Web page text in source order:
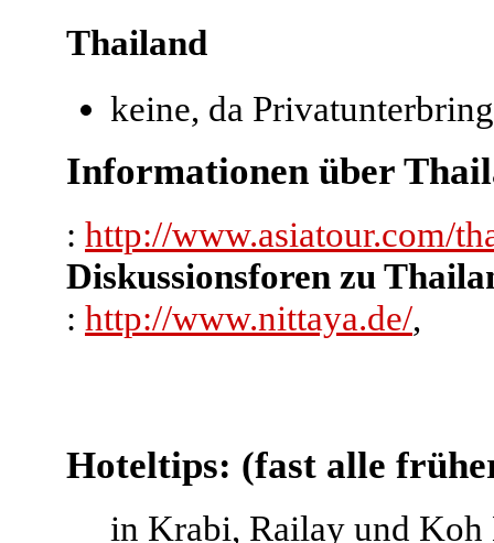
Thailand
keine, da
Informationen über
: http://www.asiatour.com/
Diskussionsforen zu
: http://www.nittaya.de/,
Hoteltips: (fast alle
in Krabi, Railay und Koh